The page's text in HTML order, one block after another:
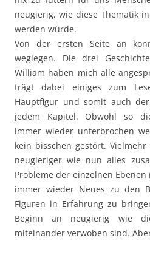
neugierig, wie diese Thematik
werden würde.
Von der ersten Seite an
weglegen. Die drei
William haben mich alle
trägt dabei einiges zum
Hauptfigur und somit auch
jedem Kapitel. Obwohl so
immer wieder unterbrochen
kein bisschen gestört.
neugieriger wie nun alles
Probleme der einzelnen
immer wieder Neues zu den
Figuren in Erfahrung zu
Beginn an neugierig wie
miteinander verwoben sind.